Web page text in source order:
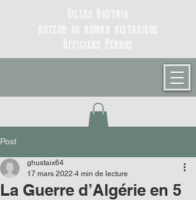
Gilles Hustaix
auteur du roman historique
Officiers Perdus
Post
La Guerre d’Algérie en 5
ghustaix64
17 mars 2022 4 min de lecture